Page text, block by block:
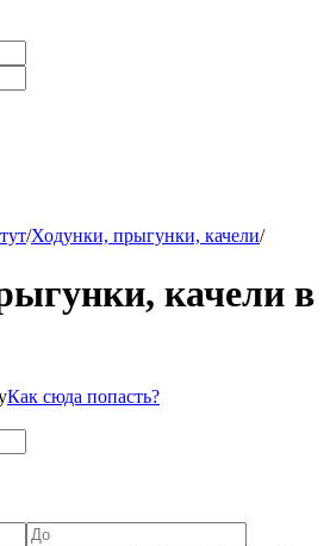
/Ходунки, прыгунки, качели/
качели в
Как сюда попасть?